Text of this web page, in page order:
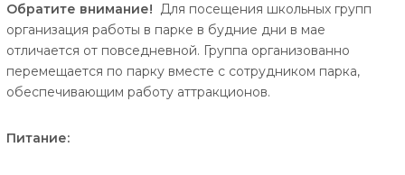
Обратите внимание! Для посещения школьных групп
организация работы в парке в будние дни в мае
отличается от повседневной. Группа организованно
перемещается по парку вместе с сотрудником парка,
обеспечивающим работу аттракционов.
Питание: